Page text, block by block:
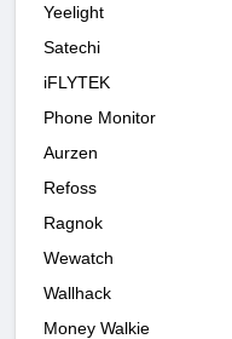
Yeelight
Satechi
iFLYTEK
Phone Monitor
Aurzen
Refoss
Ragnok
Wewatch
Wallhack
Money Walkie